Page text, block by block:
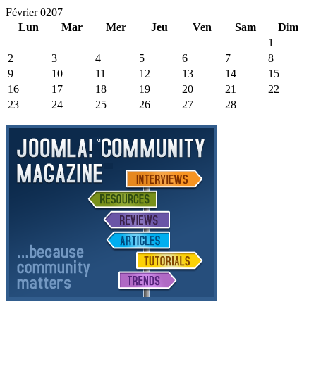
Février 0207
Lun
Mar Mer Jeu Ven Sam
Dim
1
2
3 4 5 6 7
8
9
10 11 12 13 14
15
16
17 18 19 20 21
22
23
24 25 26 27 28